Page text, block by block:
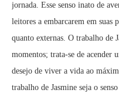
jornada. Esse senso inato de
leitores a embarcarem em suas
quanto externas. O trabalho de
momentos; trata-se de acender
desejo de viver a vida ao
trabalho de Jasmine seja o